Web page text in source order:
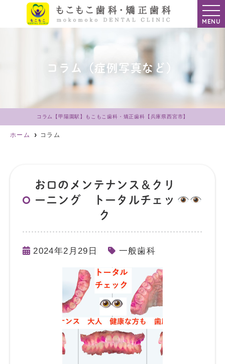
MENU
コラム（症例写真など）
コラム【甲陽園駅】もこもこ歯科・矯正歯科【兵庫県西宮市】
ホーム コラム
お口のメンテナンス＆クリ
ーニング トータルチェッ
ク
2024年2月29日 一般歯科